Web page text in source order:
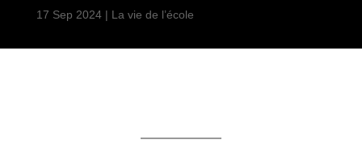
17 Sep 2024| La vie de l’école